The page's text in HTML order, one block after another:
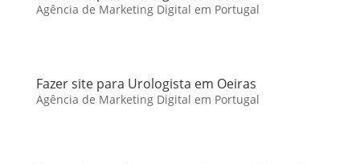
Agência de Marketing Digital em Portugal
Fazer site para Urologista em Oeiras
Agência de Marketing Digital em Portugal